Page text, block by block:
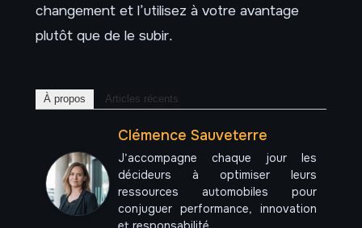
changement et l’utilisez à votre avantage
plutôt que de le subir.
À propos Articles récents
Clémence Sauveterre
J’accompagne chaque jour les
décideurs à optimiser leurs
ressources automobiles pour
conjuguer performance, innovation